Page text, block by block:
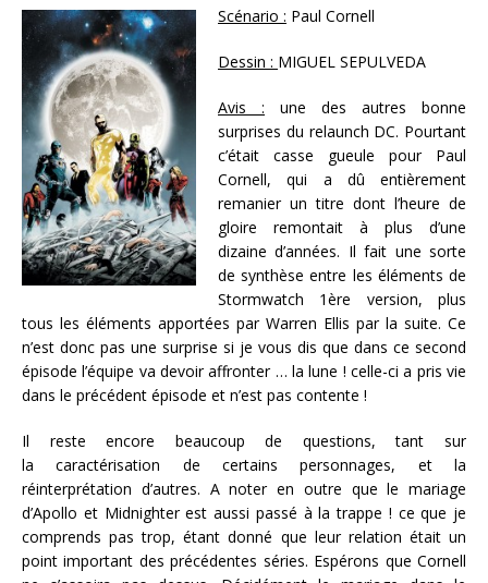
Scénario : Paul Cornell
Dessin : MIGUEL SEPULVEDA
Avis : une des autres bonne
surprises du relaunch DC. Pourtant
c’était casse gueule pour Paul
Cornell, qui a dû entièrement
remanier un titre dont l’heure de
gloire remontait à plus d’une
dizaine d’années. Il fait une sorte
de synthèse entre les éléments de
Stormwatch 1ère version, plus
tous les éléments apportées par Warren Ellis par la suite. Ce
n’est donc pas une surprise si je vous dis que dans ce second
épisode l’équipe va devoir affronter … la lune ! celle-ci a pris vie
dans le précédent épisode et n’est pas contente !
Il reste encore beaucoup de questions, tant sur
la caractérisation de certains personnages, et la
réinterprétation d’autres. A noter en outre que le mariage
d’Apollo et Midnighter est aussi passé à la trappe ! ce que je
comprends pas trop, étant donné que leur relation était un
point important des précédentes séries. Espérons que Cornell